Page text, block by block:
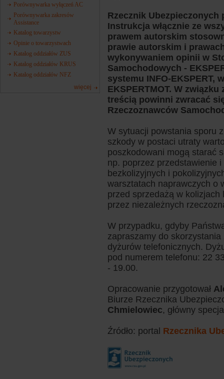
Porównywarka wyłączeń AC
Porównywarka zakresów
Assistance
Katalog towarzystw
Opinie o towarzystwach
Katalog oddziałów ZUS
Katalog oddziałów KRUS
Katalog oddziałów NFZ
więcej
Rzecznik Ubezpieczonych
Instrukcja włącznie ze
prawem autorskim
prawie autorskim i
wykonywaniem opinii w
Samochodowych -
systemu INFO-EKSPERT,
EKSPERTMOT. W
treścią powinni zwracać
Rzeczoznawców
W sytuacji powstania sporu
szkody w postaci utraty
poszkodowani mogą starać
np. poprzez przedstawienie
bezkolizyjnych i
warsztatach naprawczych o
przed sprzedażą w
przez niezależnych
W przypadku, gdyby
zapraszamy do
dyżurów telefonicznych.
pod numerem telefonu: 22
- 19.00.
Opracowanie przygotował
Biurze Rzecznika
Chmielowiec, główny
Źródło: portal Rzecznika